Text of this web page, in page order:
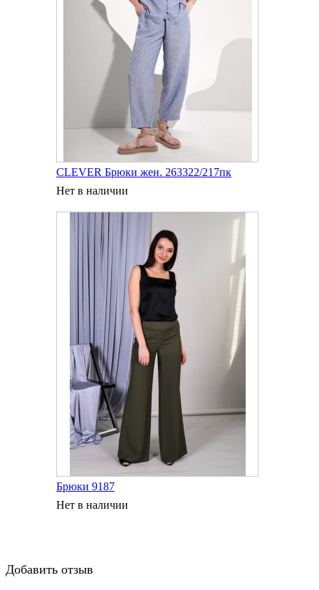
CLEVER Брюки жен. 263322/217пк
Нет в наличии
Брюки 9187
Нет в наличии
Добавить отзыв